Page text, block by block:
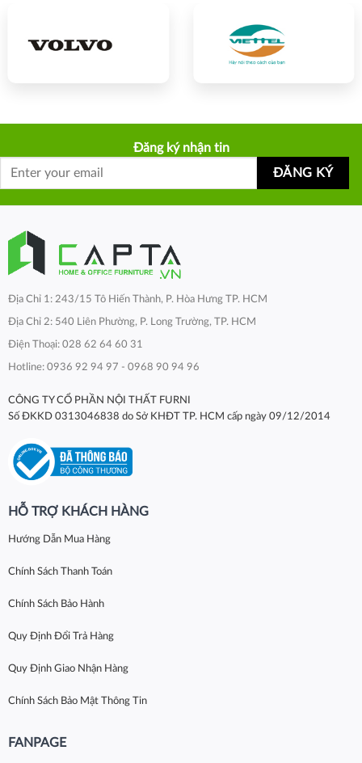
Đăng ký nhận tin
Địa Chỉ 1: 243/15 Tô Hiến Thành, P. Hòa Hưng TP. HCM
Địa Chỉ 2: 540 Liên Phường, P. Long Trường, TP. HCM
Điện Thoại: 028 62 64 60 31
Hotline: 0936 92 94 97 - 0968 90 94 96
CÔNG TY CỔ PHẦN NỘI THẤT FURNI
Số ĐKKD 0313046838 do Sở KHĐT TP. HCM cấp ngày 09/12/2014
HỖ TRỢ KHÁCH HÀNG
Hướng Dẫn Mua Hàng
Chính Sách Thanh Toán
Chính Sách Bảo Hành
Quy Định Đổi Trả Hàng
Quy Định Giao Nhận Hàng
Chính Sách Bảo Mật Thông Tin
FANPAGE